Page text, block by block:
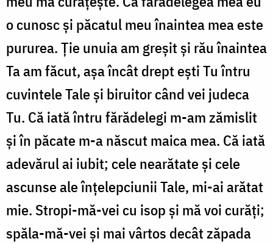
o cunosc şi păcatul meu înaintea mea este
pururea. Ţie unuia am greşit şi rău înaintea
Ta am făcut, aşa încât drept eşti Tu întru
cuvintele Tale şi biruitor când vei judeca
Tu. Că iată întru fărădelegi m-am zămislit
şi în păcate m-a născut maica mea. Că iată
adevărul ai iubit; cele nearătate şi cele
ascunse ale înţelepciunii Tale, mi-ai arătat
mie. Stropi-mă-vei cu isop şi mă voi curăţi;
spăla-mă-vei şi mai vârtos decât zăpada